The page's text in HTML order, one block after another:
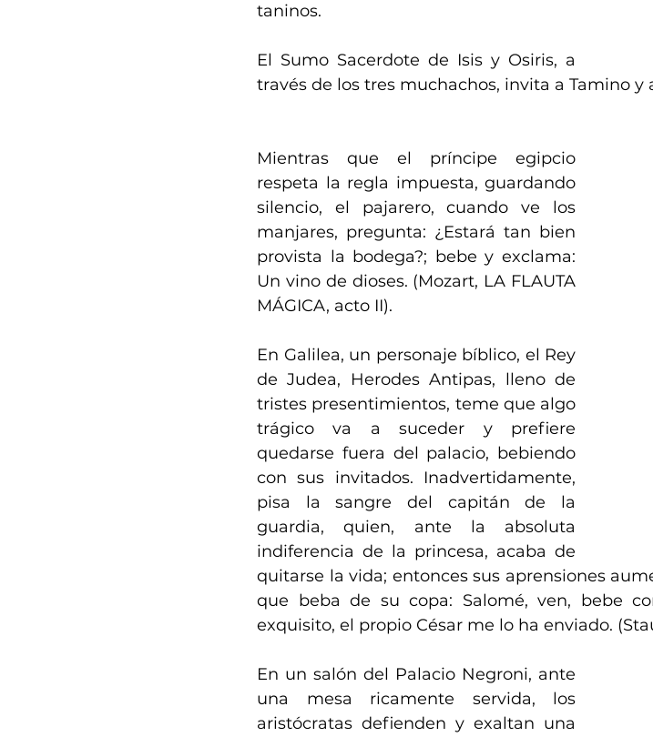
taninos.
El Sumo Sacerdote de Isis y Osiris, a
través de los tres muchachos, invita a Tamino y
Mientras que el príncipe egipcio
respeta la regla impuesta, guardando
silencio, el pajarero, cuando ve los
manjares, pregunta: ¿Estará tan bien
provista la bodega?; bebe y exclama:
Un vino de dioses. (Mozart, LA FLAUTA
MÁGICA, acto II).
En Galilea, un personaje bíblico, el Rey
de Judea, Herodes Antipas, lleno de
tristes presentimientos, teme que algo
trágico va a suceder y prefiere
quedarse fuera del palacio, bebiendo
con sus invitados. Inadvertidamente,
pisa la sangre del capitán de la
guardia, quien, ante la absoluta
indiferencia de la princesa, acaba de
quitarse la vida; entonces sus aprensiones
que beba de su copa: Salomé, ven, bebe
exquisito, el propio César me lo ha enviado.
En un salón del Palacio Negroni, ante
una mesa ricamente servida, los
aristócratas defienden y exaltan una